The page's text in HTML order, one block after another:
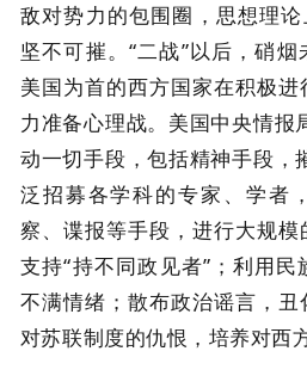
敌对势力的包围圈，思想理论
坚不可摧。“二战”以后，硝
美国为首的西方国家在积极
力准备心理战。美国中央情报
动一切手段，包括精神手段，
泛招募各学科的专家、学者
察、谍报等手段，进行大规模
支持“持不同政见者”；利用
不满情绪；散布政治谣言，
对苏联制度的仇恨，培养对西